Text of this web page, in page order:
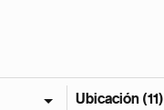
Ubicación (11)